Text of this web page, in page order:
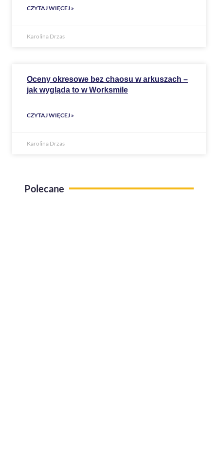
CZYTAJ WIĘCEJ »
Karolina Drzas
Oceny okresowe bez chaosu w arkuszach –
jak wygląda to w Worksmile
CZYTAJ WIĘCEJ »
Karolina Drzas
Polecane